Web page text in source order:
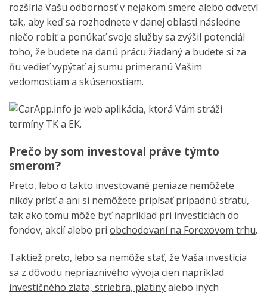
rozšíria Vašu odbornosť v nejakom smere alebo odvetví
tak, aby keď sa rozhodnete v danej oblasti následne
niečo robiť a ponúkať svoje služby sa zvýšil potenciál
toho, že budete na danú prácu žiadaný a budete si za
ňu vedieť vypýtať aj sumu primeranú Vašim
vedomostiam a skúsenostiam.
Prečo by som investoval práve týmto
smerom?
Preto, lebo o takto investované peniaze nemôžete
nikdy prísť a ani si nemôžete pripísať prípadnú stratu,
tak ako tomu môže byť napríklad pri investíciách do
fondov, akcií alebo pri obchodovaní na Forexovom trhu.
Taktiež preto, lebo sa nemôže stať, že Vaša investícia
sa z dôvodu nepriaznivého vývoja cien napríklad
investičného zlata, striebra, platinyalebo iných